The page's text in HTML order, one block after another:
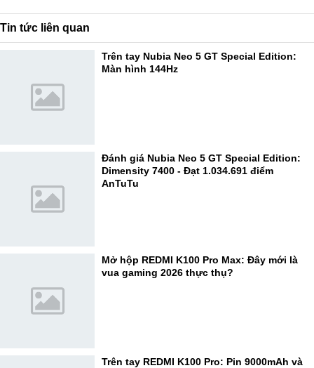
Tin tức liên quan
Trên tay Nubia Neo 5 GT Special Edition:
Màn hình 144Hz
Đánh giá Nubia Neo 5 GT Special Edition:
Dimensity 7400 - Đạt 1.034.691 điểm
AnTuTu
Mở hộp REDMI K100 Pro Max: Đây mới là
vua gaming 2026 thực thụ?
Trên tay REDMI K100 Pro: Pin 9000mAh và